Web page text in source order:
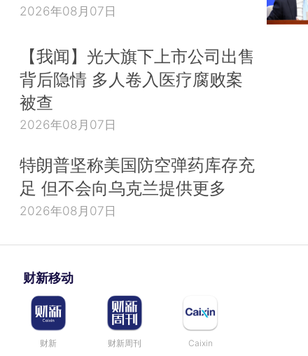
2026年08月07日
【我闻】光大旗下上市公司出售
背后隐情 多人卷入医疗腐败案
被查
2026年08月07日
特朗普坚称美国防空弹药库存充
足 但不会向乌克兰提供更多
2026年08月07日
财新移动
财新 财新周刊 Caixin